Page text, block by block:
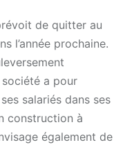
de quitter au
l’année prochaine.
a pour
salariés dans ses
construction à
également de